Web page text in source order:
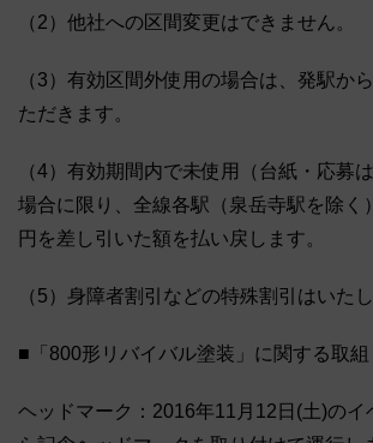
（2）他社への区間変更はできません。
（3）有効区間外使用の場合は、発駅か
ただきます。
（4）有効期間内で未使用（台紙・応募
場合に限り、全線各駅（泉岳寺駅を除く
円を差し引いた額を払い戻します。
（5）身障者割引などの特殊割引はいたし
■「800形リバイバル塗装」に関する取組
ヘッドマーク：2016年11月12日(土)のイ